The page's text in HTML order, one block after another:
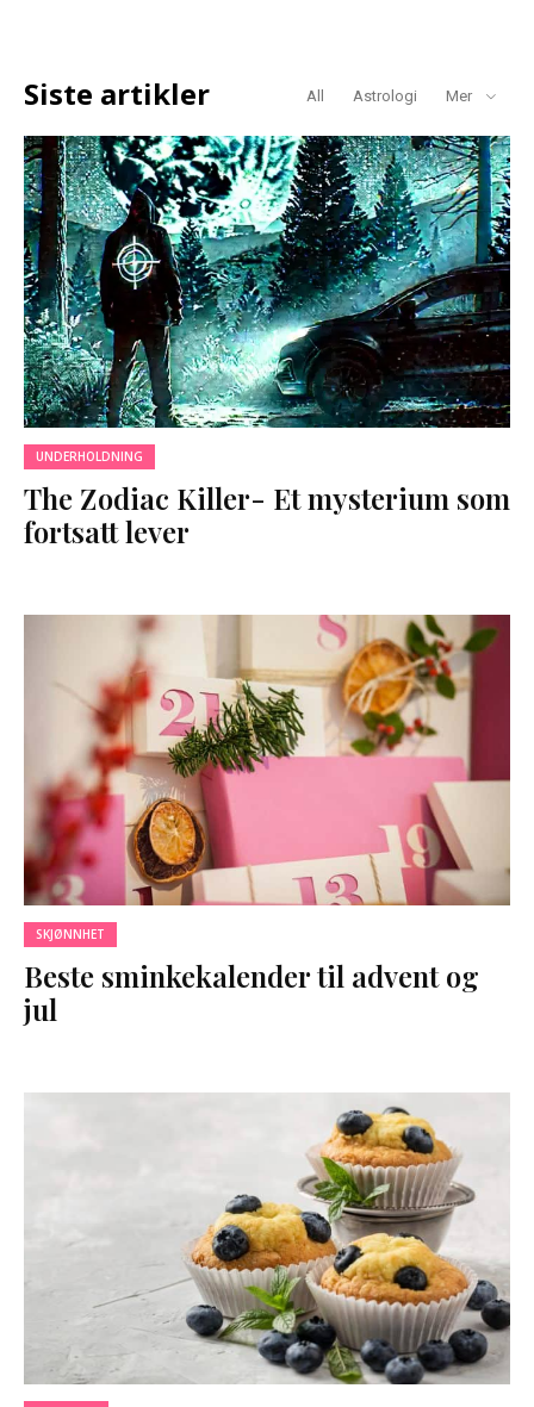
Siste artikler All Astrologi Mer
UNDERHOLDNING
The Zodiac Killer- Et mysterium som
fortsatt lever
SKJØNNHET
Beste sminkekalender til advent og
jul